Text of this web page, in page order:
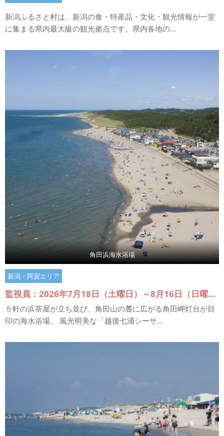
新潟ふるさと村は、新潟の食・特産品・文化・観光情報が一堂
に集まる県内最大級の観光拠点です。県内各地の...
角田浜海水浴場
新潟・阿賀エリア
監視員：2026年7月18日（土曜日）～8月16日（日曜日）
５軒の浜茶屋が立ち並び、角田山の麓に広がる角田岬灯台が目
印の海水浴場。 風光明美な「越後七浦シーサ...